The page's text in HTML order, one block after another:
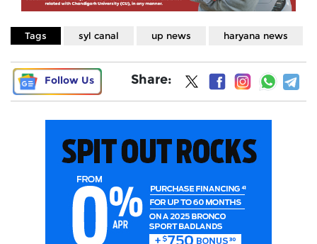
Tags syl canal up news haryana news
Follow Us Share: